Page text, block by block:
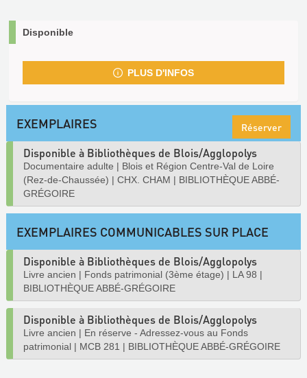
Disponible
PLUS D'INFOS
EXEMPLAIRES Réserver
Disponible à Bibliothèques de Blois/Agglopolys
Documentaire adulte | Blois et Région Centre-Val de Loire
(Rez-de-Chaussée) | CHX. CHAM | BIBLIOTHÈQUE ABBÉ-
GRÉGOIRE
EXEMPLAIRES COMMUNICABLES SUR PLACE
Disponible à Bibliothèques de Blois/Agglopolys
Livre ancien | Fonds patrimonial (3ème étage) | LA 98 |
BIBLIOTHÈQUE ABBÉ-GRÉGOIRE
Disponible à Bibliothèques de Blois/Agglopolys
Livre ancien | En réserve - Adressez-vous au Fonds
patrimonial | MCB 281 | BIBLIOTHÈQUE ABBÉ-GRÉGOIRE